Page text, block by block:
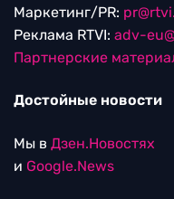
Маркетинг/PR:
Реклама RTVI: adv-
Партнерские
Достойные новости
Мы в Дзен.Новостях
и Google.News